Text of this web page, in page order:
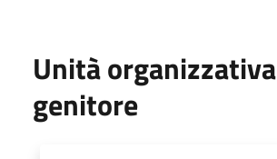
Unità organizzativa
genitore